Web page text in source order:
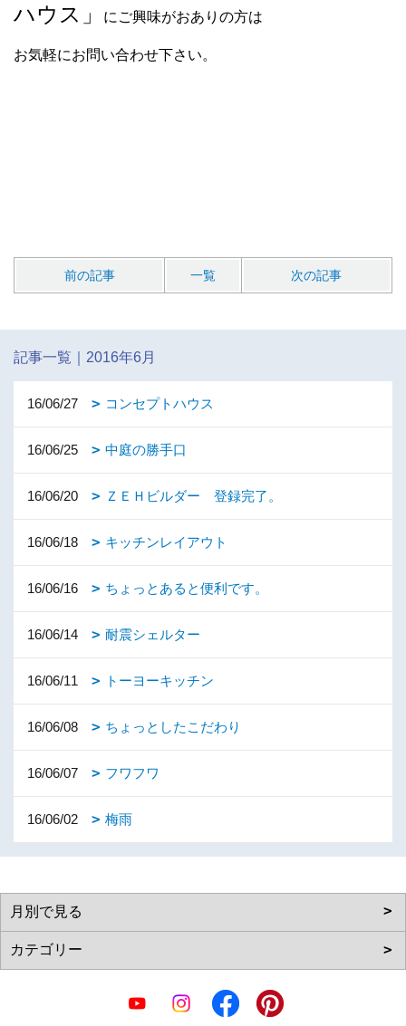
ハウス」
にご興味がおありの方は
お気軽にお問い合わせ下さい。
前の記事 一覧 次の記事
記事一覧｜2016年6月
16/06/27 コンセプトハウス
16/06/25 中庭の勝手口
16/06/20 ＺＥＨビルダー 登録完了。
16/06/18 キッチンレイアウト
16/06/16 ちょっとあると便利です。
16/06/14 耐震シェルター
16/06/11 トーヨーキッチン
16/06/08 ちょっとしたこだわり
16/06/07 フワフワ
16/06/02 梅雨